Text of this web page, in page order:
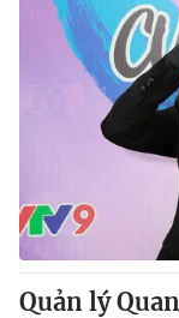
Quản lý